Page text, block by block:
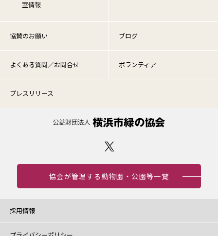
室情報
協賛のお願い ブログ
よくある質問／お問合せ ボランティア
プレスリリース
協会が管理する動物園・公園等一覧
採用情報